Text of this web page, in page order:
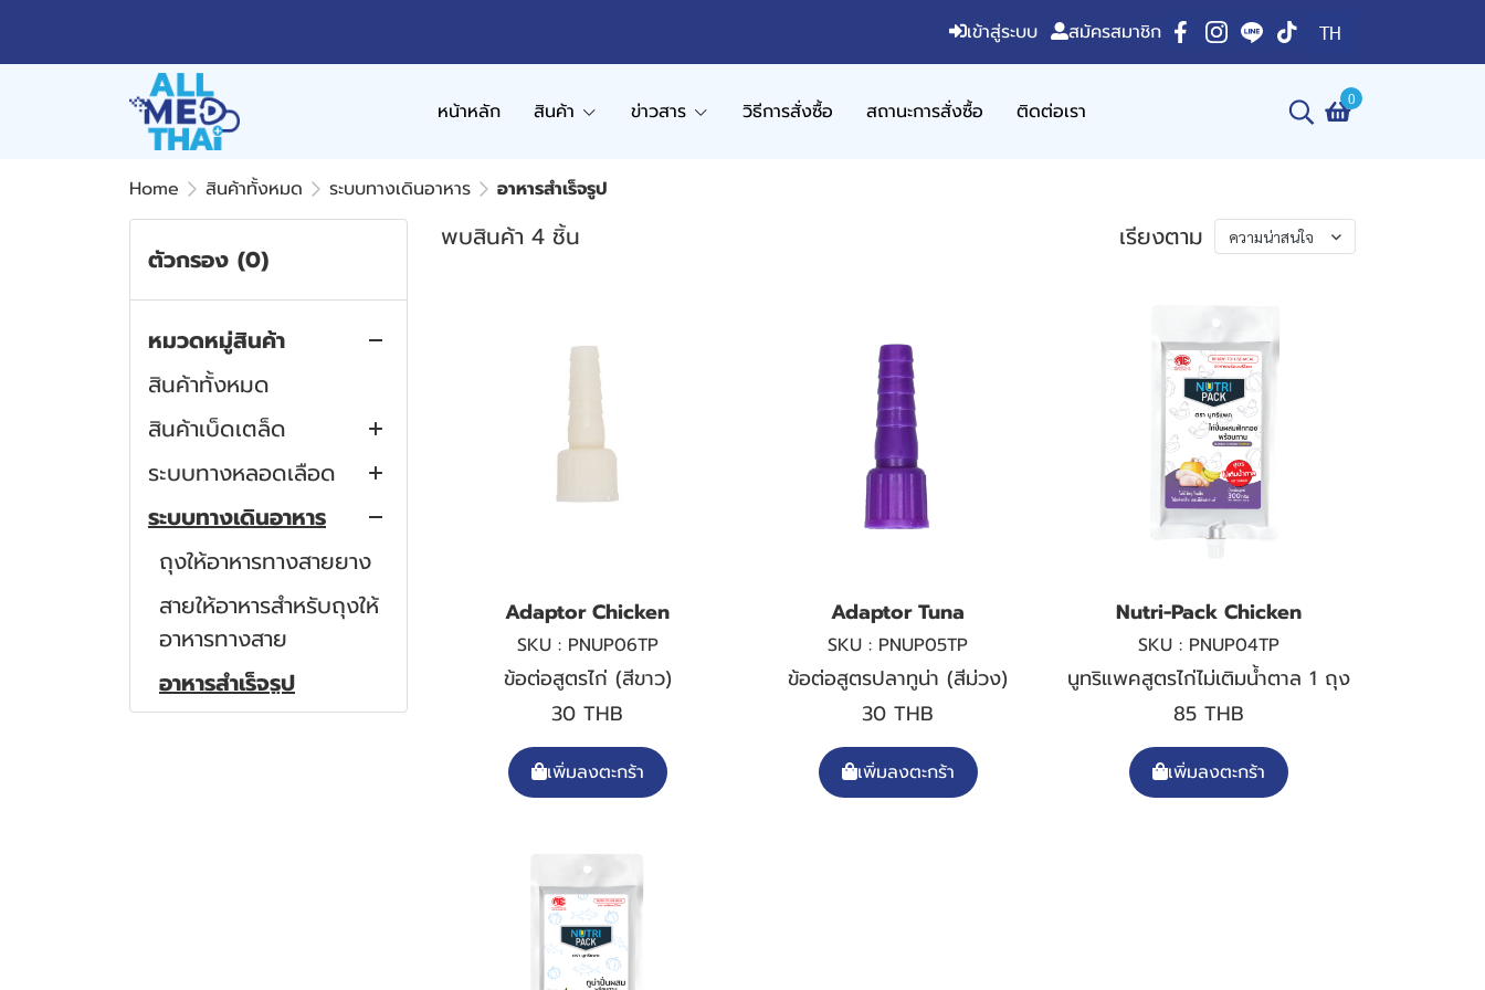
เข้าสู่ระบบ สมัครสมาชิก TH
หน้าหลัก สินค้า ข่าวสาร วิธีการสั่งซื้อ สถานะการสั่งซื้อ ติดต่อเรา 0
Home สินค้าทั้งหมด ระบบทางเดินอาหาร อาหารสำเร็จรูป
ตัวกรอง (0)
หมวดหมู่สินค้า
สินค้าทั้งหมด
สินค้าเบ็ดเตล็ด
แว่นตากันสารคัดหลั่ง
หลอดเก็บเสมหะ
ชุดฉีดวัคซีน
ฝาปิดไซริงค์
กล่องทิ้งเข็มและวัสดุติด
เชื้อ
ระบบทางหลอดเลือด
ชุดให้น้ำเกลือ
ชุดให้น้ำเกลือเด็ก
ชุดให้เลือด
ข้อต่อตัวที
ข้อต่อสามทาง
ระบบทางเดินอาหาร
ถุงให้อาหารทางสายยาง
สายให้อาหารสำหรับถุงให้
อาหารทางสาย
อาหารสำเร็จรูป
พบสินค้า 4 ชิ้น เรียงตาม ความน่าสนใจ
Adaptor Chicken
SKU : PNUP06TP
ข้อต่อสูตรไก่ (สีขาว)
30 THB
เพิ่มลงตะกร้า
Adaptor Tuna
SKU : PNUP05TP
ข้อต่อสูตรปลาทูน่า (สีม่วง)
30 THB
เพิ่มลงตะกร้า
Nutri-Pack Chicken
SKU : PNUP04TP
นูทริแพคสูตรไก่ไม่เติมน้ำตาล 1 ถุง
85 THB
เพิ่มลงตะกร้า